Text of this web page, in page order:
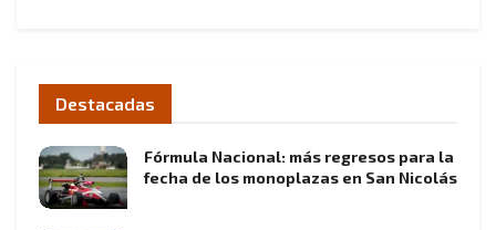
Destacadas
Fórmula Nacional: más regresos para la
fecha de los monoplazas en San Nicolás